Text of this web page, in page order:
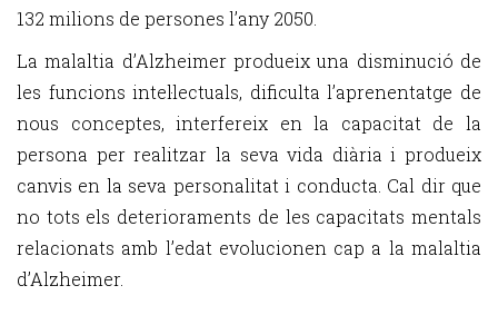
132 milions de persones l’any 2050.
La malaltia d’Alzheimer produeix una disminució de
les funcions intel·lectuals, dificulta l’aprenentatge de
nous conceptes, interfereix en la capacitat de la
persona per realitzar la seva vida diària i produeix
canvis en la seva personalitat i conducta. Cal dir que
no tots els deterioraments de les capacitats mentals
relacionats amb l’edat evolucionen cap a la malaltia
d’Alzheimer.